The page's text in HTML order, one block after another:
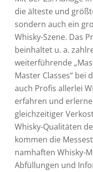
die älteste und
sondern auch ein
Whisky-Szene. Das
beinhaltet u. a.
weiterführende
Master Classes“ bei
auch Profis allerlei
erfahren und
gleichzeitiger
Whisky-Qualitäten
kommen die
namhaften Whisky-
Abfüllungen und